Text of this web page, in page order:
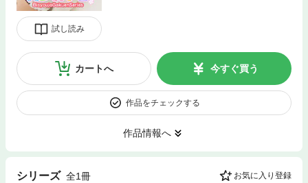
試し読み
カートへ 今すぐ買う
作品をチェックする
作品情報へ
シリーズ 全1冊 お気に入り登録